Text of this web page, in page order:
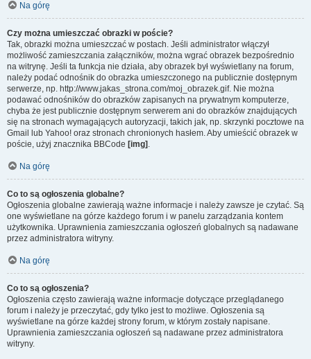
Na górę
Czy można umieszczać obrazki w poście?
Tak, obrazki można umieszczać w postach. Jeśli administrator włączył
możliwość zamieszczania załączników, można wgrać obrazek bezpośrednio
na witrynę. Jeśli ta funkcja nie działa, aby obrazek był wyświetlany na forum,
należy podać odnośnik do obrazka umieszczonego na publicznie dostępnym
serwerze, np. http://www.jakas_strona.com/moj_obrazek.gif. Nie można
podawać odnośników do obrazków zapisanych na prywatnym komputerze,
chyba że jest publicznie dostępnym serwerem ani do obrazków znajdujących
się na stronach wymagających autoryzacji, takich jak, np. skrzynki pocztowe na
Gmail lub Yahoo! oraz stronach chronionych hasłem. Aby umieścić obrazek w
poście, użyj znacznika BBCode [img] .
Na górę
Co to są ogłoszenia globalne?
Ogłoszenia globalne zawierają ważne informacje i należy zawsze je czytać. Są
one wyświetlane na górze każdego forum i w panelu zarządzania kontem
użytkownika. Uprawnienia zamieszczania ogłoszeń globalnych są nadawane
przez administratora witryny.
Na górę
Co to są ogłoszenia?
Ogłoszenia często zawierają ważne informacje dotyczące przeglądanego
forum i należy je przeczytać, gdy tylko jest to możliwe. Ogłoszenia są
wyświetlane na górze każdej strony forum, w którym zostały napisane.
Uprawnienia zamieszczania ogłoszeń są nadawane przez administratora
witryny.